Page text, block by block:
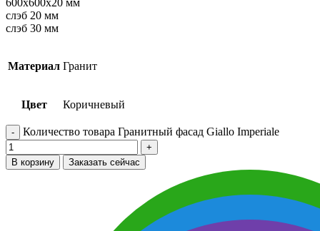
600х600х20 мм
слэб 20 мм
слэб 30 мм
Материал Гранит
Цвет Коричневый
Количество товара Гранитный фасад Giallo Imperiale
В корзину Заказать сейчас